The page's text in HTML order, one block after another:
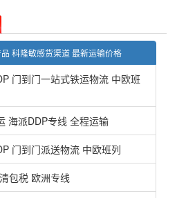
科隆敏感货渠道 最新运输价格
门到门一站式铁运物流 中欧班
海派DDP专线 全程运输
门到门派送物流 中欧班列
包税 欧洲专线